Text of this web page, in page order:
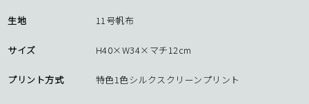
生地 11号帆布
サイズ H40×W34×マチ12cm
プリント方式 特色1色シルクスクリーンプリント